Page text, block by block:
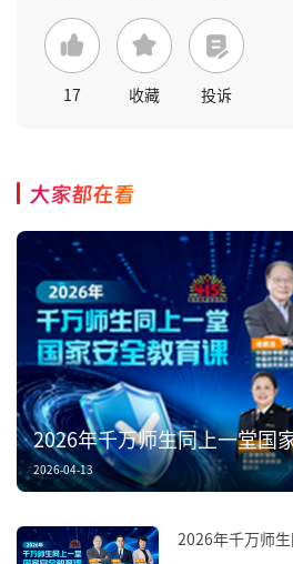
17 收藏 投诉
大家都在看
2026年千万师生同上一堂国
2026-04-13
2026年千万师